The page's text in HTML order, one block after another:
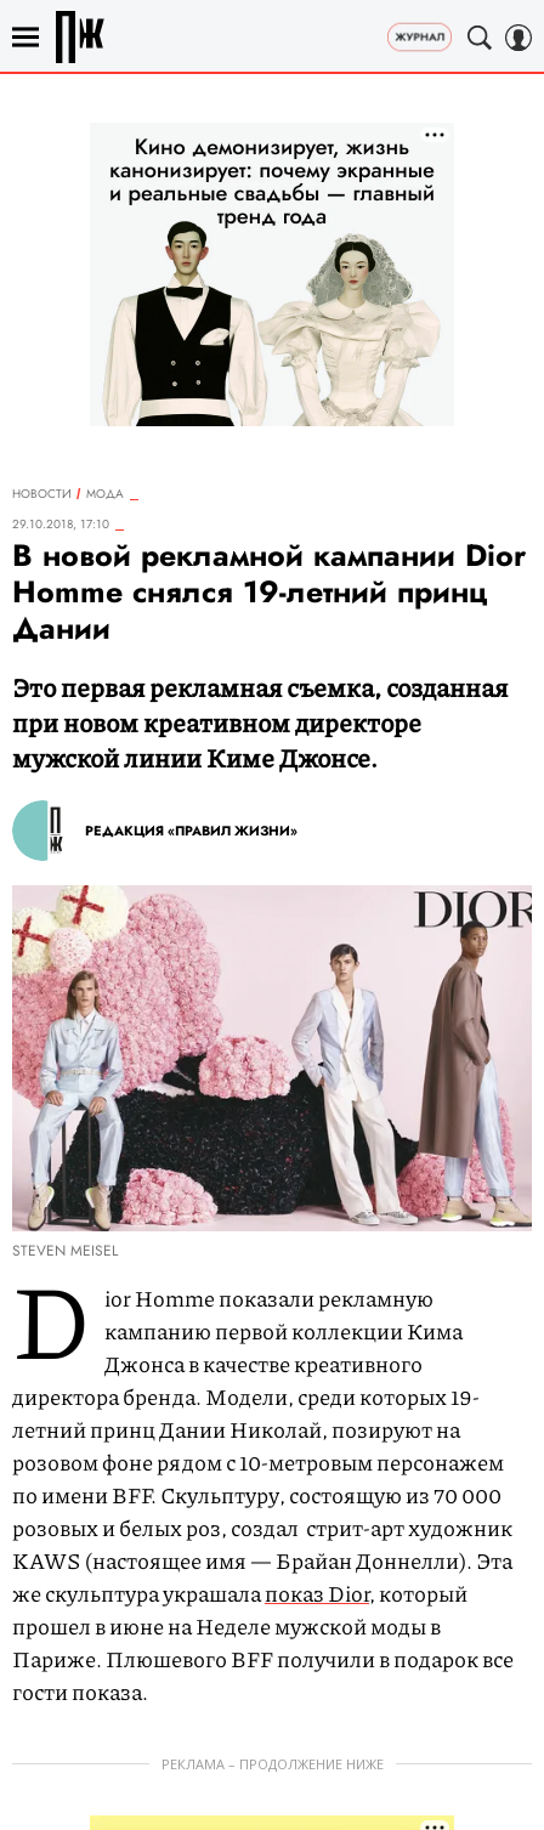
НОВОСТИ
МОДА
29.10.2018, 17:10
В новой рекламной кампании Dior
Homme снялся 19-летний принц
Дании
Это первая рекламная съемка, созданная
при новом креативном директоре
мужской линии Киме Джонсе.
РЕДАКЦИЯ «ПРАВИЛ ЖИЗНИ»
STEVEN MEISEL
D
ior Homme показали рекламную
кампанию первой коллекции Кима
Джонса в качестве креативного
директора бренда. Модели, среди которых 19-
летний принц Дании Николай, позируют на
розовом фоне рядом с 10-метровым персонажем
по имени BFF. Скульптуру, состоящую из 70 000
розовых и белых роз, создал стрит-арт художник
KAWS (настоящее имя — Брайан Доннелли). Эта
же скульптура украшалапоказ Dior,который
прошел в июне на Неделе мужской моды в
Париже. Плюшевого BFF получили в подарок все
гости показа.
РЕКЛАМА – ПРОДОЛЖЕНИЕ НИЖЕ